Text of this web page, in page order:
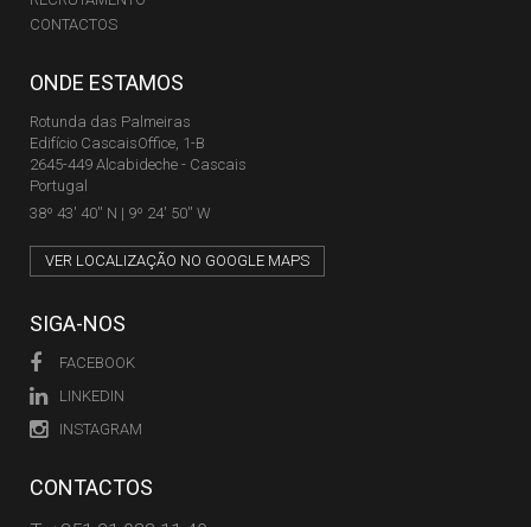
CONTACTOS
ONDE ESTAMOS
Rotunda das Palmeiras
Edifício CascaisOffice, 1-B
2645-449 Alcabideche - Cascais
Portugal
38º 43' 40'' N | 9º 24' 50'' W
VER LOCALIZAÇÃO NO GOOGLE MAPS
SIGA-NOS
FACEBOOK
LINKEDIN
INSTAGRAM
CONTACTOS